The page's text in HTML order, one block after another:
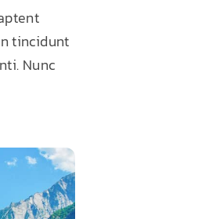
tincidunt
Nunc